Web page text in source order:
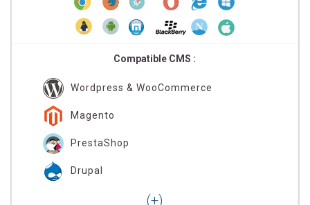
Compatible CMS :
Wordpress & WooCommerce
Magento
PrestaShop
Drupal